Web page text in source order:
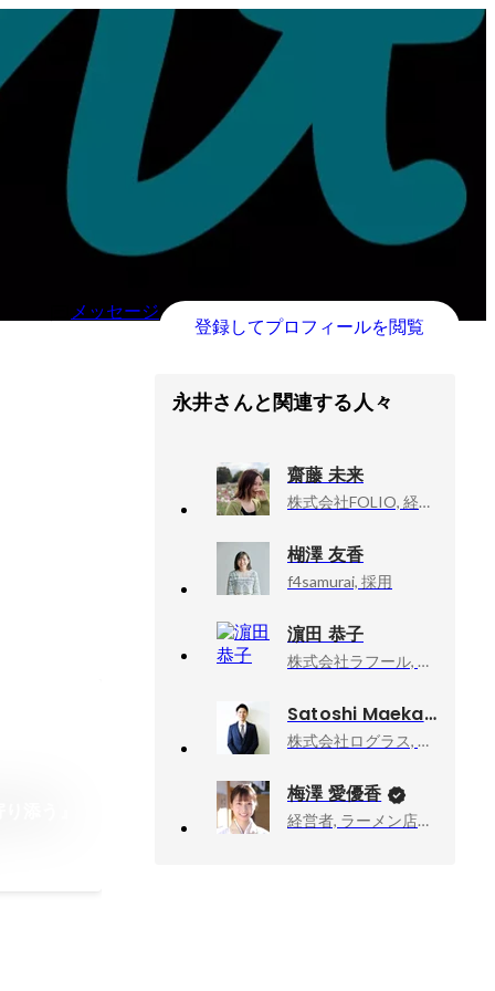
メッセージ
登録してプロフィールを閲覧
永井さんと関連する人々
齋藤 未来
株式会社FOLIO, 経営管理部
楜澤 友香
f4samurai, 採用
濵田 恭子
株式会社ラフール, 採用Gマネージャー
Satoshi Maekawa
株式会社ログラス, Biz採用室
梅澤 愛優香
経営者, ラーメン店店主